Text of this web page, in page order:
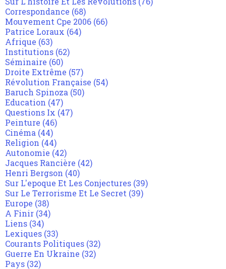
Correspondance (68)
Mouvement Cpe 2006 (66)
Patrice Loraux (64)
Afrique (63)
Institutions (62)
Séminaire (60)
Droite Extrême (57)
Révolution Française (54)
Baruch Spinoza (50)
Education (47)
Questions Ix (47)
Peinture (46)
Cinéma (44)
Religion (44)
Autonomie (42)
Jacques Rancière (42)
Henri Bergson (40)
Sur L'epoque Et Les Conjectures (39)
Sur Le Terrorisme Et Le Secret (39)
Europe (38)
A Finir (34)
Liens (34)
Lexiques (33)
Courants Politiques (32)
Guerre En Ukraine (32)
Pays (32)